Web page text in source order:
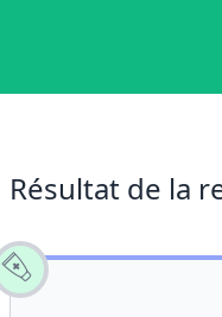
Résultat de la